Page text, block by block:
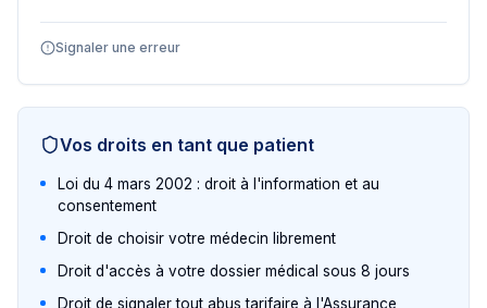
Signaler une erreur
Vos droits en tant que patient
Loi du 4 mars 2002 : droit à l'information et au
consentement
Droit de choisir votre médecin librement
Droit d'accès à votre dossier médical sous 8 jours
Droit de signaler tout abus tarifaire à l'Assurance